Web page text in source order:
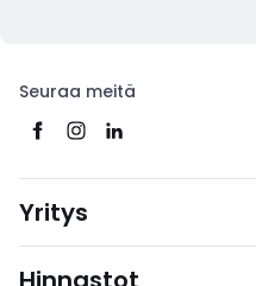
Seuraa meitä
Yritys